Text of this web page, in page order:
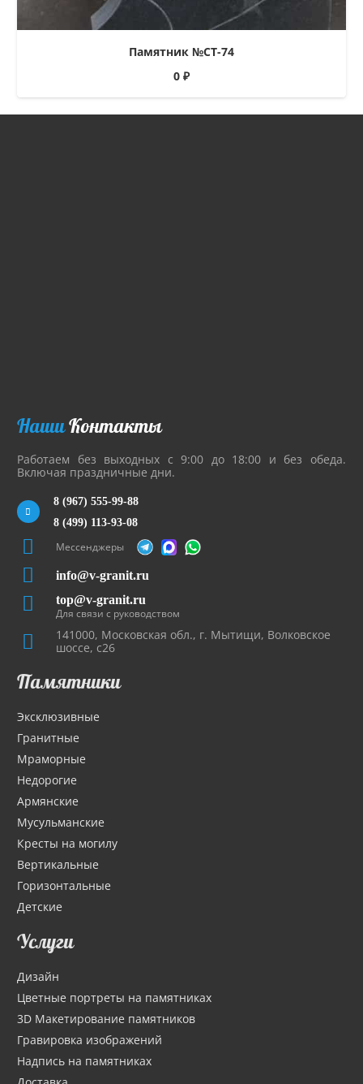
Памятник №СТ-74
0 ₽
НашиКонтакты
Работаем без выходных с 9:00 до 18:00 и без обеда.
Включая праздничные дни.
8 (967) 555-99-88
8 (499) 113-93-08
Мессенджеры
info@v-granit.ru
top@v-granit.ru
Для связи с руководством
141000, Московская обл., г. Мытищи, Волковское
шоссе, с26
Памятники
Эксклюзивные
Гранитные
Мраморные
Недорогие
Армянские
Мусульманские
Кресты на могилу
Вертикальные
Горизонтальные
Детские
Услуги
Дизайн
Цветные портреты на памятниках
3D Макетирование памятников
Гравировка изображений
Надпись на памятниках